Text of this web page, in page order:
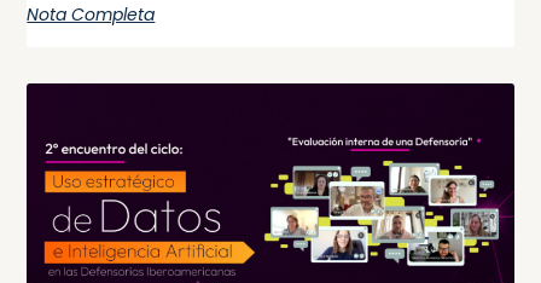
Nota Completa